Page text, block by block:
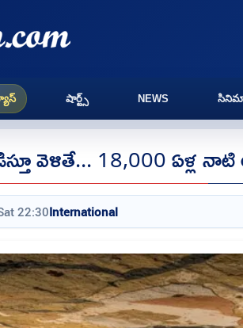
షార్ట్స్ NEWS
వెళితే... 18,000 ఏళ్ల
22:30International